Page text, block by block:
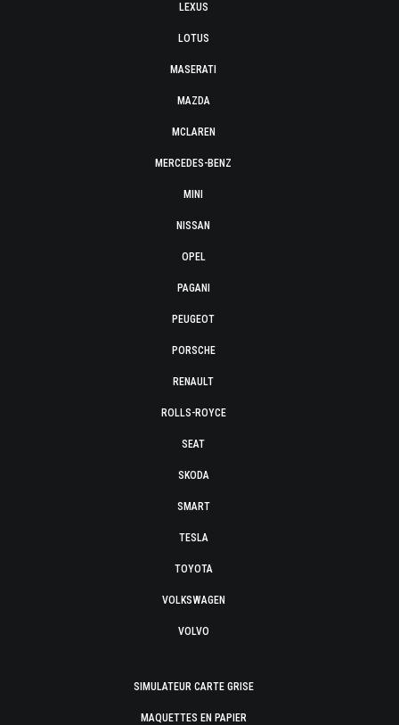
LEXUS
LOTUS
MASERATI
MAZDA
MCLAREN
MERCEDES-BENZ
MINI
NISSAN
OPEL
PAGANI
PEUGEOT
PORSCHE
RENAULT
ROLLS-ROYCE
SEAT
SKODA
SMART
TESLA
TOYOTA
VOLKSWAGEN
VOLVO
SIMULATEUR CARTE GRISE
MAQUETTES EN PAPIER